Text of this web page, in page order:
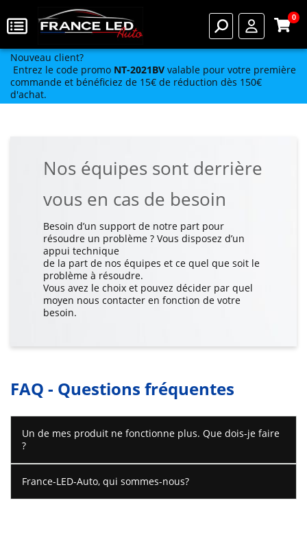
0
Nouveau client?
Entrez le code promo NT-2021BV valable pour votre première
commande et bénéficiez de 15€ de réduction dès 150€
d'achat.
Nos équipes sont derrière
vous en cas de besoin
Besoin d’un support de notre part pour
résoudre un problème ? Vous disposez d’un
appui technique
de la part de nos équipes et ce quel que soit le
problème à résoudre.
Vous avez le choix et pouvez décider par quel
moyen nous contacter en fonction de votre
besoin.
FAQ - Questions fréquentes
Un de mes produit ne fonctionne plus. Que dois-je faire
?
France-LED-Auto, qui sommes-nous?